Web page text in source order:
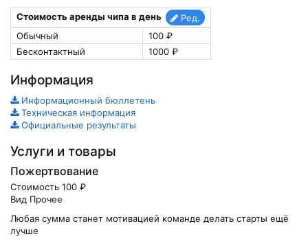
Стоимость аренды чипа в день
Ред.
Обычный
100 ₽
Бесконтактный
1000 ₽
Информация
Информационный бюллетень
Техническая информация
Официальные результаты
Услуги и товары
Пожертвование
Стоимость 100 ₽
Вид Прочее
Любая сумма станет мотивацией команде делать старты ещё
лучше